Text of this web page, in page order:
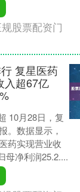
股票配资门
复星医药
入超67亿
10月28日，复
。数据显示，
药实现营业收
母净利润25.2....